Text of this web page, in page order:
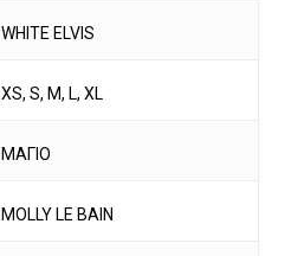
WHITE ELVIS
XS, S, M, L, XL
ΜΑΓΙΟ
MOLLY LE BAIN